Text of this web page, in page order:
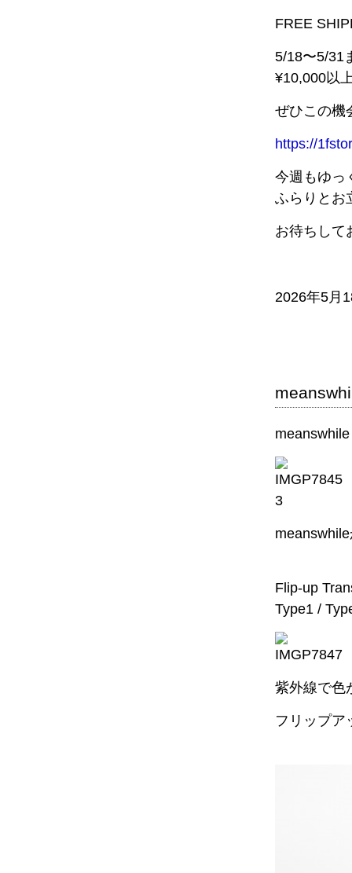
FREE
5/18〜5/31
¥10,000以
ぜひこの機
https://
今週もゆっ
ふらりとお
お待ちして
2026年5月
meanswhile
Flip-up
Type1 /
紫外線で色
フリップア